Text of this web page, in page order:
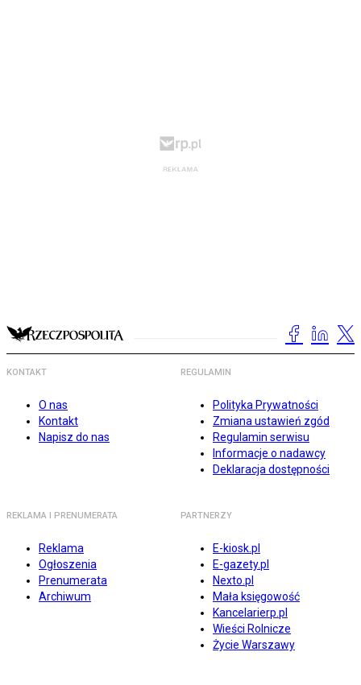
KONTAKT
O nas
Kontakt
Napisz do nas
REGULAMIN
Polityka Prywatności
Zmiana ustawień zgód
Regulamin serwisu
Informacje o nadawcy
Deklaracja dostępności
REKLAMA I PRENUMERATA
Reklama
Ogłoszenia
Prenumerata
Archiwum
PARTNERZY
E-kiosk.pl
E-gazety.pl
Nexto.pl
Mała księgowość
Kancelarierp.pl
Wieści Rolnicze
Życie Warszawy